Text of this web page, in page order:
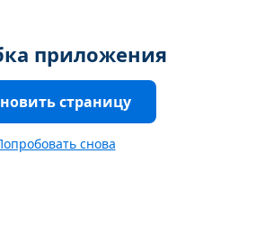
приложения
страницу
снова